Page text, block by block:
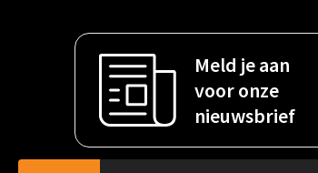
Meld je aan
voor onze
nieuwsbrief